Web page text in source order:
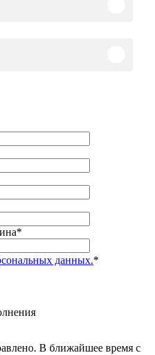
*
данных.*
В ближайшее время с